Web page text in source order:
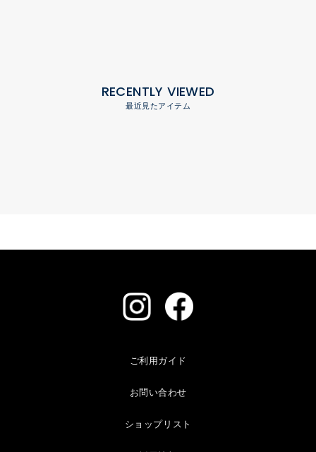
RECENTLY VIEWED
最近見たアイテム
ご利用ガイド
お問い合わせ
ショップリスト